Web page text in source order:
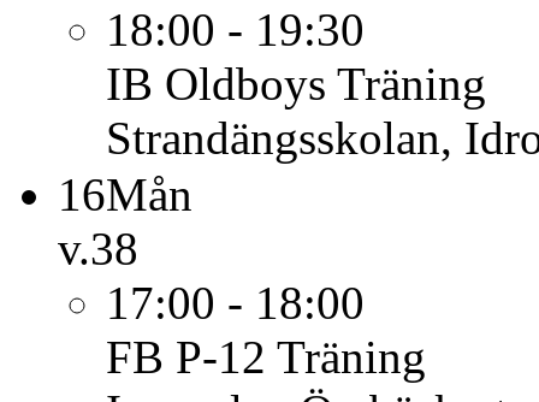
18:00 - 19:30
IB Oldboys Träning
Strandängsskolan,
16Mån
v.38
17:00 - 18:00
FB P-12 Träning